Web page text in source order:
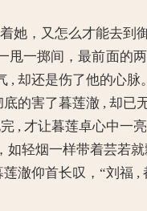
，又怎么才能去到御
掷间，最前面的两
, 却还是伤了他的心脉。
害了暮莲澈 , 却已无
, 才让暮莲卓心中一
烟一样带着芸若就
仰首长叹，“刘福 ,